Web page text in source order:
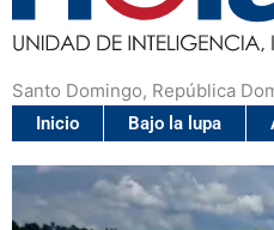
Santo Domingo, República
Inicio Bajo la lupa